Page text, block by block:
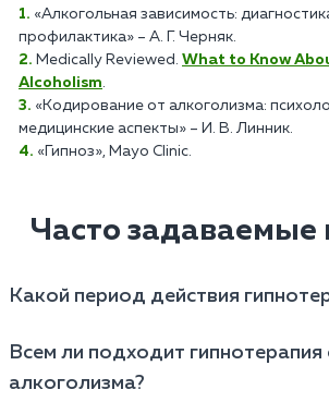
«Алкогольная зависимость:
профилактика» – А. Г. Черняк.
Medically Reviewed. What to Know
Alcoholism.
«Кодирование от алкоголизма:
медицинские аспекты» – И. В. Линник.
«Гипноз», Mayo Clinic.
Часто задаваемые
Какой период действия
различаться, но обычно она влияет
на протяжении продолжительного
Всем ли подходит гипнотерапия
алкоголизма?